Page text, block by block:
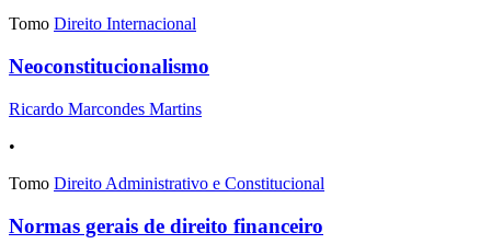
Tomo Direito Internacional
Neoconstitucionalismo
Ricardo Marcondes Martins
•
Tomo Direito Administrativo e Constitucional
Normas gerais de direito financeiro